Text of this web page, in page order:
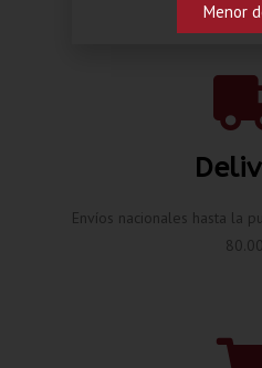
Envíos nacionales hasta la
Menor